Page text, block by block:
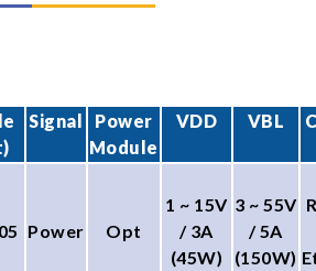
Signal
Power
Module
VDD VBL
Power Opt
1 ~ 15V
/ 3A
(45W)
3 ~ 55V
/ 5A
(150W)